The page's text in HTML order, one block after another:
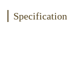
Specification